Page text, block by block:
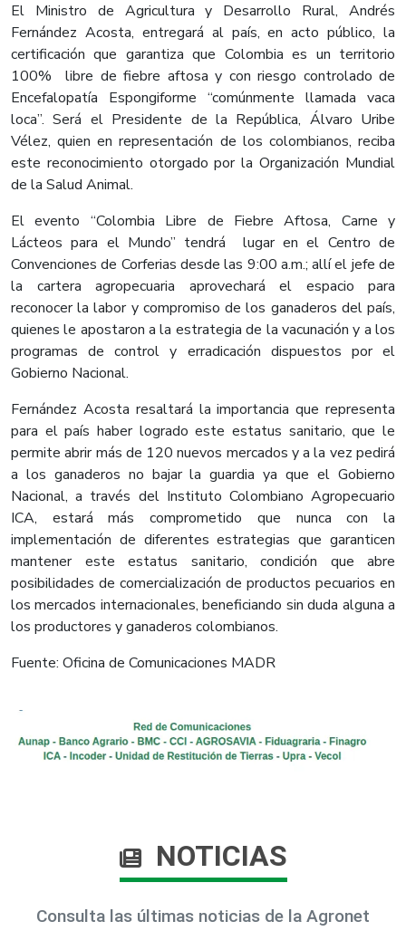
El Ministro de Agricultura y Desarrollo Rural, Andrés
Fernández Acosta, entregará al país, en acto público, la
certificación que garantiza que Colombia es un territorio
100% libre de fiebre aftosa y con riesgo controlado de
Encefalopatía Espongiforme “comúnmente llamada vaca
loca”. Será el Presidente de la República, Álvaro Uribe
Vélez, quien en representación de los colombianos, reciba
este reconocimiento otorgado por la Organización Mundial
de la Salud Animal.
El evento “Colombia Libre de Fiebre Aftosa, Carne y
Lácteos para el Mundo” tendrá lugar en el Centro de
Convenciones de Corferias desde las 9:00 a.m.; allí el jefe de
la cartera agropecuaria aprovechará el espacio para
reconocer la labor y compromiso de los ganaderos del país,
quienes le apostaron a la estrategia de la vacunación y a los
programas de control y erradicación dispuestos por el
Gobierno Nacional.
Fernández Acosta resaltará la importancia que representa
para el país haber logrado este estatus sanitario, que le
permite abrir más de 120 nuevos mercados y a la vez pedirá
a los ganaderos no bajar la guardia ya que el Gobierno
Nacional, a través del Instituto Colombiano Agropecuario
ICA, estará más comprometido que nunca con la
implementación de diferentes estrategias que garanticen
mantener este estatus sanitario, condición que abre
posibilidades de comercialización de productos pecuarios en
los mercados internacionales, beneficiando sin duda alguna a
los productores y ganaderos colombianos.
Fuente: Oficina de Comunicaciones MADR
NOTICIAS
Consulta las últimas noticias de la Agronet